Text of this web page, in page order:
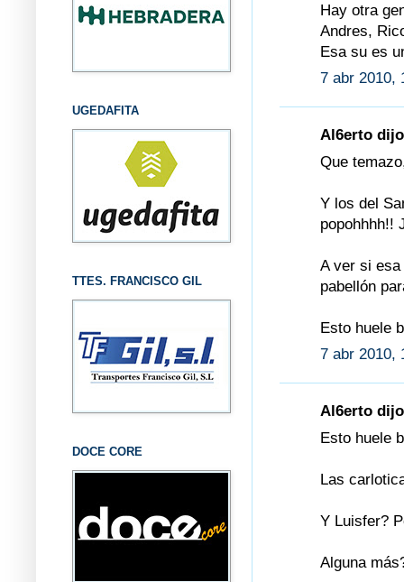
Hay otra
Andres,
Esa su es
7 abr 2010,
Al6erto
Que
Y los del
popohhhh!!
A ver si
pabellón
Esto huele
7 abr 2010,
Al6erto
Esto huele
Las
Y Luisfer?
Alguna
UGEDAFITA
TTES. FRANCISCO GIL
DOCE CORE